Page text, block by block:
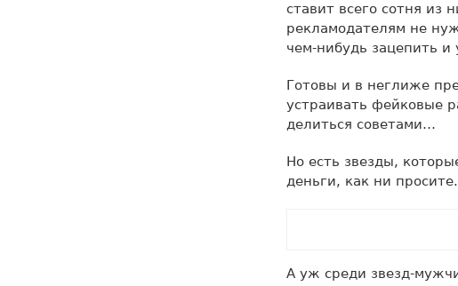
ставит всего сотня из
рекламодателям не
чем-нибудь зацепить и
Готовы и в неглиже
устраивать фейковые
делиться советами…
Но есть звезды,
деньги, как ни
А уж среди звезд-